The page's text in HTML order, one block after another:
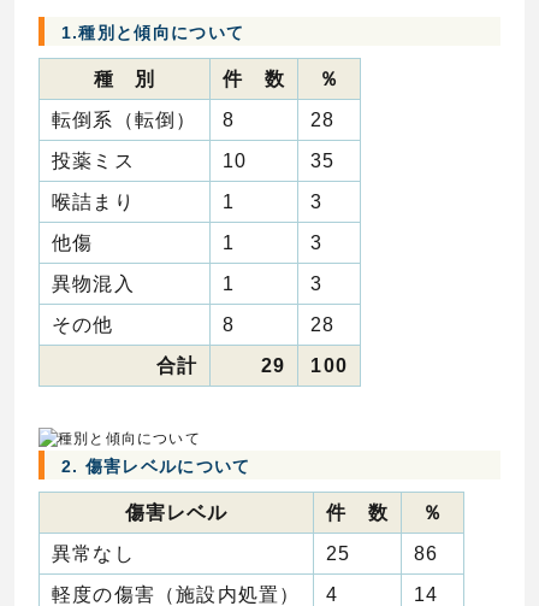
1.種別と傾向について
種 別 件 数
％
転倒系（転倒）
8
28
投薬ミス
10
35
喉詰まり
1
3
他傷
1
3
異物混入
1
3
その他
8
28
合計
29 100
2. 傷害レベルについて
傷害レベル 件 数
％
異常なし
25
86
軽度の傷害（施設内処置）
4
14